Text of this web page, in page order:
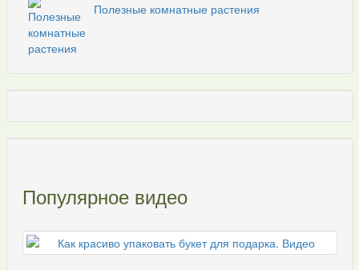
Полезные комнатные растения
Популярное видео